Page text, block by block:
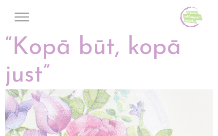
“Kopā būt, kopā
just”